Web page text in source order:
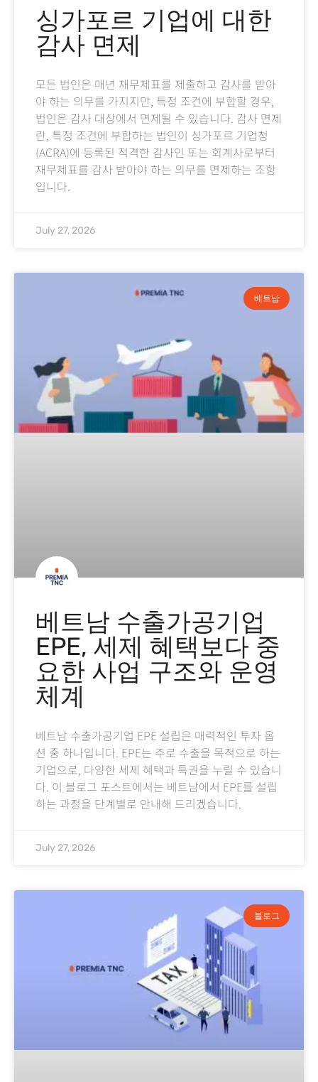
싱가포르 기업에 대한
감사 면제
모든 법인은 매년 재무제표를 제출하고 감사를 받아
야 하는 의무를 가지지만, 특정 조건에 부합할 경우,
법인은 감사 대상에서 면제될 수 있습니다. 감사 면제
란, 특정 조건에 부합하는 법인이 싱가포르 기업청
(ACRA)에 등록된 적격한 감사인 또는 회계사로부터
재무제표를 감사 받아야 하는 의무를 면제하는 조항
입니다.
July 27, 2026
베트남
베트남 수출가공기업
EPE, 세제 혜택보다 중
요한 사업 구조와 운영
체계
베트남 수출가공기업 EPE 설립은 매력적인 투자 옵
션 중 하나입니다. EPE는 주로 수출을 목적으로 하는
기업으로, 다양한 세제 혜택과 특권을 누릴 수 있습니
다. 이 블로그 포스트에서는 베트남에서 EPE를 설립
하는 과정을 단계별로 안내해 드리겠습니다.
July 27, 2026
블로그